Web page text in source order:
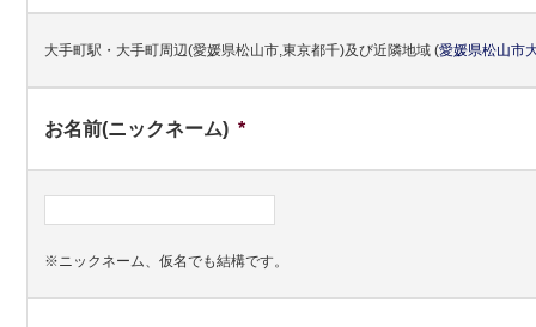
大手町駅・大手町周辺(愛媛県松山市,東京都千)及び近隣地域(愛媛県松山市
お名前(ニックネーム) *
※ニックネーム、仮名でも結構です。